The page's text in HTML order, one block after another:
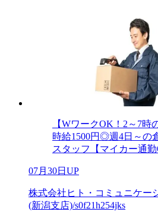
【WワークOK！2～7時
時給1500円◎週4日～の
スタッフ【マイカー通勤
07月30日UP
株式会社ヒト・コミュニケー
(新潟支店)/s0f21h254jks